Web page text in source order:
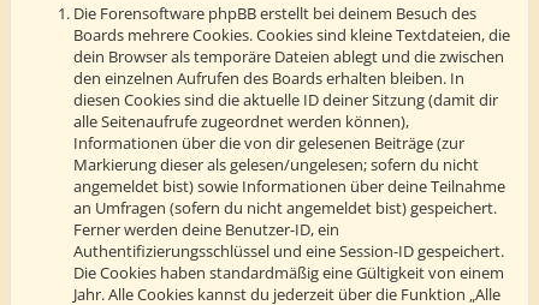
Die Forensoftware phpBB erstellt bei deinem Besuch des
Boards mehrere Cookies. Cookies sind kleine Textdateien, die
dein Browser als temporäre Dateien ablegt und die zwischen
den einzelnen Aufrufen des Boards erhalten bleiben. In
diesen Cookies sind die aktuelle ID deiner Sitzung (damit dir
alle Seitenaufrufe zugeordnet werden können),
Informationen über die von dir gelesenen Beiträge (zur
Markierung dieser als gelesen/ungelesen; sofern du nicht
angemeldet bist) sowie Informationen über deine Teilnahme
an Umfragen (sofern du nicht angemeldet bist) gespeichert.
Ferner werden deine Benutzer-ID, ein
Authentifizierungsschlüssel und eine Session-ID gespeichert.
Die Cookies haben standardmäßig eine Gültigkeit von einem
Jahr. Alle Cookies kannst du jederzeit über die Funktion „Alle